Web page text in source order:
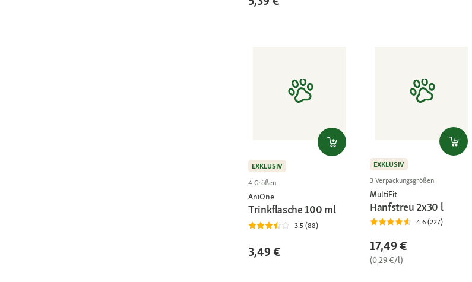
EXKLUSIV
4 Größen
AniOne
Trinkflasche 100 ml
3.5 (88)
3,49 €
EXKLUSIV
3 Verpackungsgrößen
MultiFit
Hanfstreu 2x30 l
4.6 (227)
17,49 €
(0,29 €/l)